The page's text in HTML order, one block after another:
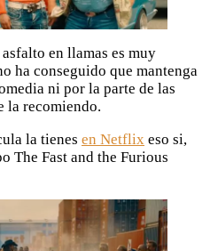
en llamas es muy
ha conseguido que mantenga
ni por la parte de las
la recomiendo.
la tienes en Netflix eso si,
The Fast and the Furious